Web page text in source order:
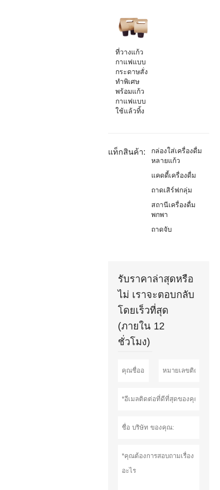
ที่วางแก้ว
กาแฟแบบ
กระดาษสั่ง
ทำพิเศษ
พร้อมแก้ว
กาแฟแบบ
ใช้แล้วทิ้ง
แท็กสินค้า:
กล่องใส่เครื่องดื่ม
หลายแก้ว
แคดดี้เครื่องดื่ม
ถาดเสิร์ฟกลุ่ม
สถานีเครื่องดื่ม
พกพา
ถาดจับ
รับราคาล่าสุดหรือ
ไม่ เราจะตอบกลับ
โดยเร็วที่สุด
(ภายใน 12
ชั่วโมง)